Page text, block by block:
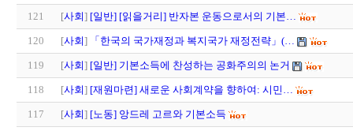
121 [사회] [일반] [읽을거리] 반자본 운동으로서의 기본…
120 [사회] 「한국의 국가재정과 복지국가 재정전략」(…
119 [사회] [일반] 기본소득에 찬성하는 공화주의의 논거
118 [사회] [재원마련] 새로운 사회계약을 향하여: 시민…
117 [사회] [노동] 앙드레 고르와 기본소득